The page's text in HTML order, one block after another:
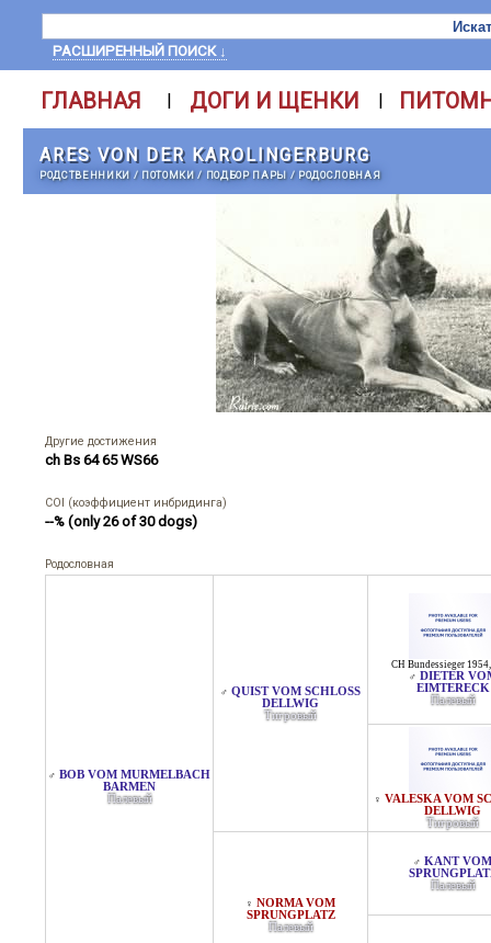
РАСШИРЕННЫЙ ПОИСК ↓
ГЛАВНАЯ | ДОГИ И ЩЕНКИ |
ARES VON DER KAROLINGERBURG
РОДСТВЕННИКИ / ПОТОМКИ/ ПОДБОР ПАРЫ / РОДОСЛОВНАЯ
Другие достижения
ch Bs 64 65 WS66
COI (коэффициент инбридинга)
--% (only 26 of 30 dogs)
Родословная
♂ BOB VOM MURMELBACH
BARMEN
Палевый
♂ QUIST VOM SCHLOSS
DELLWIG
Тигровый
CH Bundessieger
♂ DIETER
EIMTERECK
Палевый
♀ VALESKA VOM
DELLWIG
Тигровый
♀ NORMA VOM
SPRUNGPLATZ
Палевый
♂ KANT VOM
Палевый